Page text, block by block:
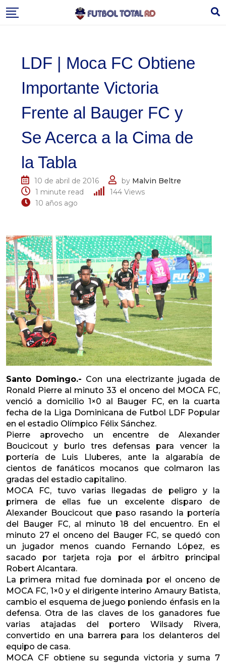
to
LDF | Moca FC Obtiene
Importante Victoria
Frente al Bauger FC y
Se Acerca a la Cima de
la Tabla
10 de abril de 2016 by Malvin Beltre
1 minute read
144 Views
10 años ago
Santo Domingo.- Con una electrizante jugada de
Ronald Pierre al minuto 33 el onceno del MOCA FC,
venció a domicilio 1×0 al Bauger FC, en la cuarta
fecha de la Liga Dominicana de Futbol LDF Popular
en el estadio Olímpico Félix Sánchez.
Pierre aprovecho un encentre de Alexander
Boucicout y burlo tres defensas para vencer la
portería de Luis Lluberes, ante la algarabía de
cientos de fanáticos mocanos que colmaron las
gradas del estadio capitalino.
MOCA FC, tuvo varias llegadas de peligro y la
primera de ellas fue un excelente disparo de
Alexander Boucicout que paso rasando la portería
del Bauger FC, al minuto 18 del encuentro. En el
minuto 27 el onceno del Bauger FC, se quedó con
un jugador menos cuando Fernando López, es
sacado por tarjeta roja por el árbitro principal
Robert Alcantara.
La primera mitad fue dominada por el onceno de
MOCA FC, 1×0 y el dirigente interino Amaury Batista,
cambio el esquema de juego poniendo énfasis en la
defensa. Otra de las claves de los ganadores fue
varias atajadas del portero Wilsady Rivera,
convertido en una barrera para los delanteros del
equipo de casa.
MOCA CF obtiene su segunda victoria y suma 7